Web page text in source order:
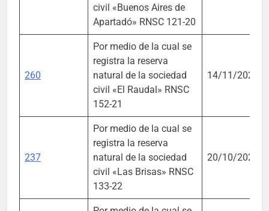
civil «Buenos Aires de
Apartadó» RNSC 121-20
260
Por medio de la cual se
registra la reserva
natural de la sociedad
civil «El Raudal» RNSC
152-21
14/11/2023
237
Por medio de la cual se
registra la reserva
natural de la sociedad
civil «Las Brisas» RNSC
133-22
20/10/2023